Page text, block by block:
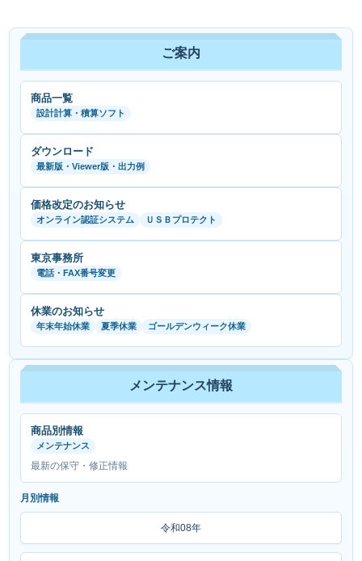
ご案内
商品一覧
設計計算・積算ソフト
ダウンロード
最新版・Viewer版・出力例
価格改定のお知らせ
オンライン認証システム ＵＳＢプロテクト
東京事務所
電話・FAX番号変更
休業のお知らせ
年末年始休業 夏季休業 ゴールデンウィーク休業
メンテナンス情報
商品別情報
メンテナンス
最新の保守・修正情報
月別情報
令和08年